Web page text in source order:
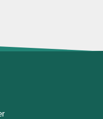
(új ablakban nyílik meg)